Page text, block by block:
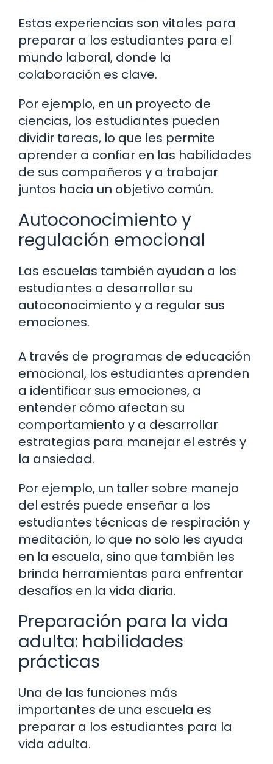
Estas experiencias son vitales para
preparar a los estudiantes para el
mundo laboral, donde la
colaboración es clave.
Por ejemplo, en un proyecto de
ciencias, los estudiantes pueden
dividir tareas, lo que les permite
aprender a confiar en las habilidades
de sus compañeros y a trabajar
juntos hacia un objetivo común.
Autoconocimiento y
regulación emocional
Las escuelas también ayudan a los
estudiantes a desarrollar su
autoconocimiento y a regular sus
emociones.
A través de programas de educación
emocional, los estudiantes aprenden
a identificar sus emociones, a
entender cómo afectan su
comportamiento y a desarrollar
estrategias para manejar el estrés y
la ansiedad.
Por ejemplo, un taller sobre manejo
del estrés puede enseñar a los
estudiantes técnicas de respiración y
meditación, lo que no solo les ayuda
en la escuela, sino que también les
brinda herramientas para enfrentar
desafíos en la vida diaria.
Preparación para la vida
adulta: habilidades
prácticas
Una de las funciones más
importantes de una escuela es
preparar a los estudiantes para la
vida adulta.